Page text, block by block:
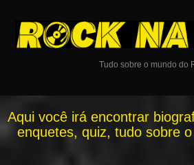
Tudo sobre o mundo do
Aqui você irá encontrar
enquetes, quiz, tudo sobre